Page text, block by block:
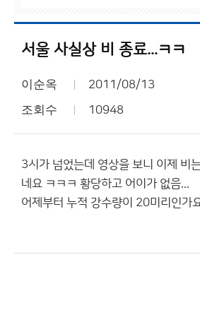
서울 사실상 비 종료...ㅋㅋ
이순옥 2011/08/13
조회수 10948
3시가 넘었는데 영상을 보니 이제 비
네요 ㅋㅋㅋ 황당하고 어이가 없음...
어제부터 누적 강수량이 20미리인가